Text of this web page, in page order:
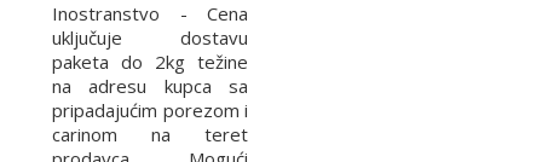
Inostranstvo - Cena
uključuje dostavu
paketa do 2kg težine
na adresu kupca sa
pripadajućim porezom i
carinom na teret